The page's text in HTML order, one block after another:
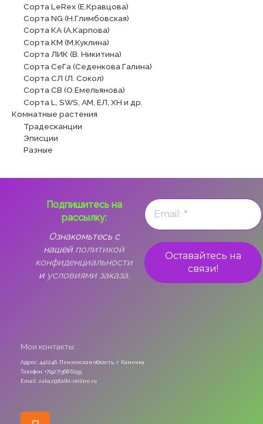
Сорта LeRex (Е.Кравцова)
Сорта NG (Н.Глимбовская)
Сорта КА (А.Карпова)
Сорта КМ (М.Куклина)
Сорта ЛИК (В. Никитина)
Сорта СеГа (Седенкова Галина)
Сорта СЛ (Л. Сокол)
Сорта СВ (О.Емельянова)
Сорта L, SWS, АМ, ЕЛ, ХН и др.
Комнатные растения
Традесканции
Эписции
Разные
Подпишитесь на
рассылку:
Ознакомьтесь с
нашей политикой
конфиденциальности
и условиями заказа.
Мои контакты:
Адрес: 442246, Пензенская область, г. Каменка
Телефон: +7(927)368 6159
Email: zakaz@fialki-online.ru
Odnoklassniki
Vk
Instagram
Viber
Whatsapp